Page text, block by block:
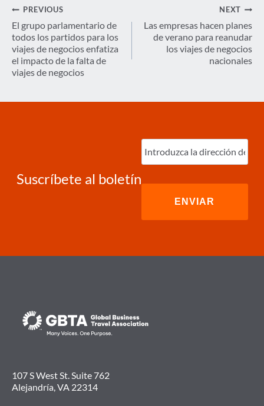
Navegación
de
entradas
PREVIOUS
El grupo parlamentario de
todos los partidos para los
viajes de negocios enfatiza
el impacto de la falta de
viajes de negocios
NEXT
Las empresas hacen planes
de verano para reanudar
los viajes de negocios
nacionales
Suscríbete al boletín
Ingrese
correo
electrónico
107 S West St. Suite 762
Alejandría, VA 22314